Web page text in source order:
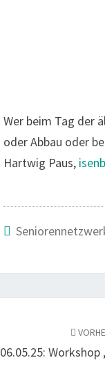
Wer beim Tag der
oder Abbau oder
Hartwig Paus,
06.05.25: